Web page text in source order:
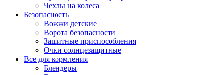
Чехлы на колеса
Безопасность
Вожжи детские
Ворота безопасности
Защитные приспособления
Очки солнцезащитные
Все для кормления
Блендеры